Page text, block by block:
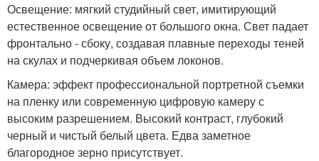
Освещение: мягкий студийный свет, имитирующий
естественное освещение от большого окна. Свет падает
фронтально - сбоку, создавая плавные переходы теней
на скулах и подчеркивая объем локонов.
Камера: эффект профессиональной портретной съемки
на пленку или современную цифровую камеру с
высоким разрешением. Высокий контраст, глубокий
черный и чистый белый цвета. Едва заметное
благородное зерно присутствует.